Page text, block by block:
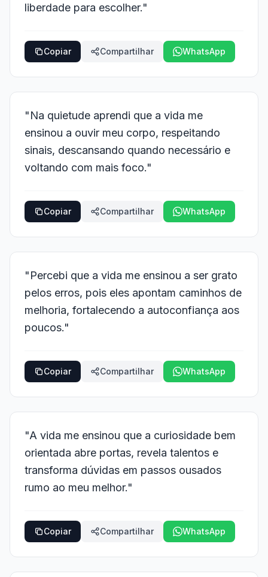
liberdade para escolher."
Copiar Compartilhar WhatsApp
"Na quietude aprendi que a vida me
ensinou a ouvir meu corpo, respeitando
sinais, descansando quando necessário e
voltando com mais foco."
Copiar Compartilhar WhatsApp
"Percebi que a vida me ensinou a ser grato
pelos erros, pois eles apontam caminhos de
melhoria, fortalecendo a autoconfiança aos
poucos."
Copiar Compartilhar WhatsApp
"A vida me ensinou que a curiosidade bem
orientada abre portas, revela talentos e
transforma dúvidas em passos ousados
rumo ao meu melhor."
Copiar Compartilhar WhatsApp